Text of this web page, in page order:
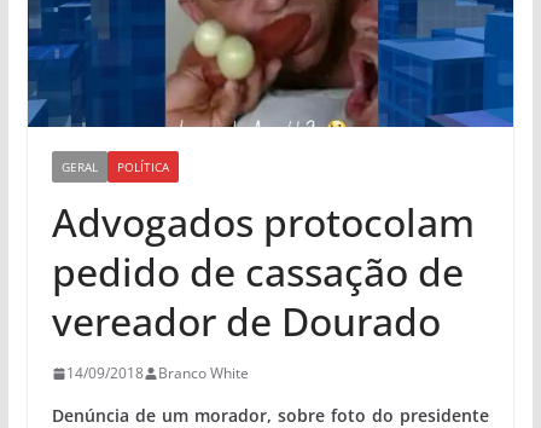
GERAL POLÍTICA
Advogados protocolam
pedido de cassação de
vereador de Dourado
14/09/2018 Branco White
Denúncia de um morador, sobre foto do presidente